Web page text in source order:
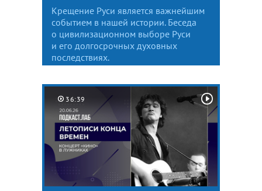
Крещение Руси является важнейшим
событием в нашей истории. Беседа
о цивилизационном выборе Руси
и его долгосрочных духовных
последствиях.
36:39